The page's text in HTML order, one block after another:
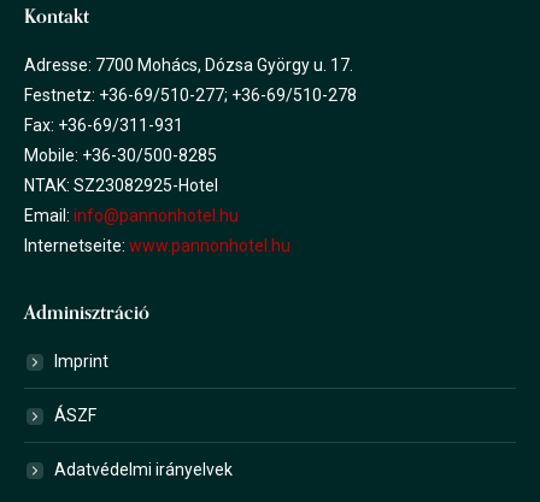
Kontakt
Adresse: 7700 Mohács, Dózsa György u. 17.
Festnetz: +36-69/510-277; +36-69/510-278
Fax: +36-69/311-931
Mobile: +36-30/500-8285
NTAK: SZ23082925-Hotel
Email: info@pannonhotel.hu
Internetseite: www.pannonhotel.hu
Adminisztráció
Imprint
ÁSZF
Adatvédelmi irányelvek